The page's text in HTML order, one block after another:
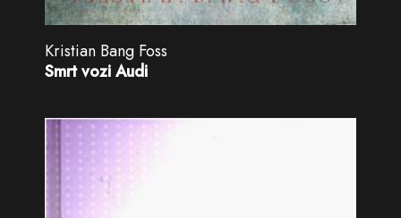
Kristian Bang Foss
Smrt vozi Audi